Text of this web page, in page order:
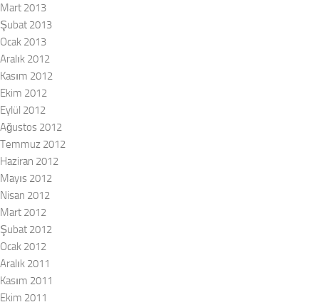
Mart 2013
Şubat 2013
Ocak 2013
Aralık 2012
Kasım 2012
Ekim 2012
Eylül 2012
Ağustos 2012
Temmuz 2012
Haziran 2012
Mayıs 2012
Nisan 2012
Mart 2012
Şubat 2012
Ocak 2012
Aralık 2011
Kasım 2011
Ekim 2011